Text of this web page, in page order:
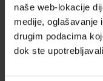
naše web-lokacije
medije, oglašavanje
drugim podacima
dok ste
24,00 €